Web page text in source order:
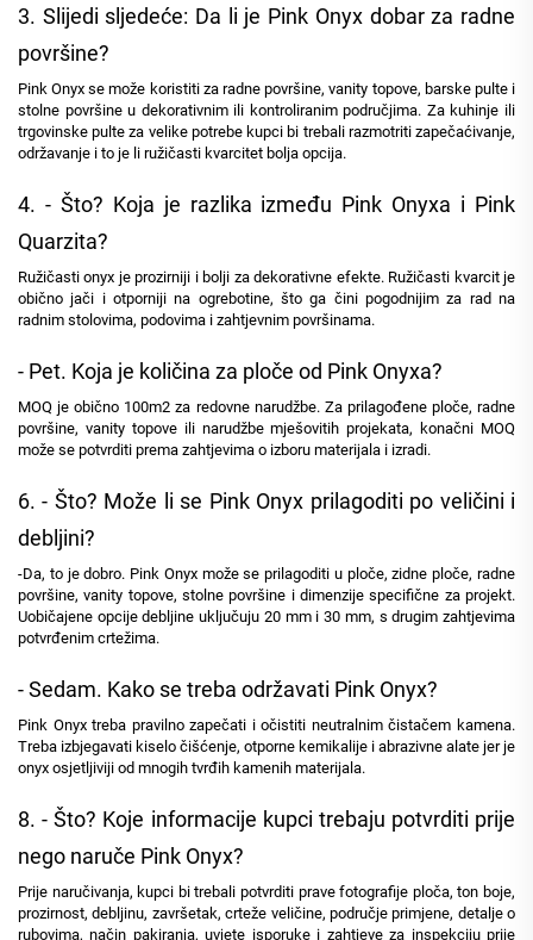
3. Slijedi sljedeće: Da li je Pink Onyx dobar za radne
površine?
Pink Onyx se može koristiti za radne površine, vanity topove, barske pulte i
stolne površine u dekorativnim ili kontroliranim područjima. Za kuhinje ili
trgovinske pulte za velike potrebe kupci bi trebali razmotriti zapečaćivanje,
održavanje i to je li ružičasti kvarcitet bolja opcija.
4. - Što? Koja je razlika između Pink Onyxa i Pink
Quarzita?
Ružičasti onyx je prozirniji i bolji za dekorativne efekte. Ružičasti kvarcit je
obično jači i otporniji na ogrebotine, što ga čini pogodnijim za rad na
radnim stolovima, podovima i zahtjevnim površinama.
- Pet. Koja je količina za ploče od Pink Onyxa?
MOQ je obično 100m2 za redovne narudžbe. Za prilagođene ploče, radne
površine, vanity topove ili narudžbe mješovitih projekata, konačni MOQ
može se potvrditi prema zahtjevima o izboru materijala i izradi.
6. - Što? Može li se Pink Onyx prilagoditi po veličini i
debljini?
-Da, to je dobro. Pink Onyx može se prilagoditi u ploče, zidne ploče, radne
površine, vanity topove, stolne površine i dimenzije specifične za projekt.
Uobičajene opcije debljine uključuju 20 mm i 30 mm, s drugim zahtjevima
potvrđenim crtežima.
- Sedam. Kako se treba održavati Pink Onyx?
Pink Onyx treba pravilno zapečati i očistiti neutralnim čistačem kamena.
Treba izbjegavati kiselo čišćenje, otporne kemikalije i abrazivne alate jer je
onyx osjetljiviji od mnogih tvrđih kamenih materijala.
8. - Što? Koje informacije kupci trebaju potvrditi prije
nego naruče Pink Onyx?
Prije naručivanja, kupci bi trebali potvrditi prave fotografije ploča, ton boje,
prozirnost, debljinu, završetak, crteže veličine, područje primjene, detalje o
rubovima, način pakiranja, uvjete isporuke i zahtjeve za inspekciju prije